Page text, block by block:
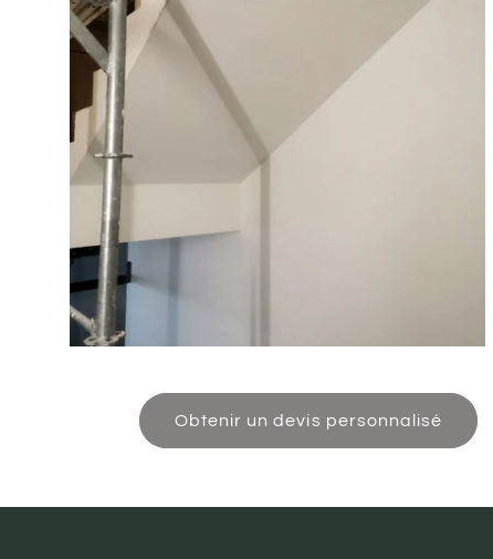
Obtenir un devis personnalisé